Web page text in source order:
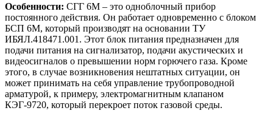
Особенности: СГГ 6М – это одноблочный прибор
постоянного действия. Он работает одновременно с блоком
БСП 6М, который производят на основании ТУ
ИБЯЛ.418471.001. Этот блок питания предназначен для
подачи питания на сигнализатор, подачи акустических и
видеосигналов о превышении норм горючего газа. Кроме
этого, в случае возникновения нештатных ситуации, он
может принимать на себя управление трубопроводной
арматурой, к примеру, электромагнитным клапаном
КЭГ-9720, который перекроет поток газовой среды.